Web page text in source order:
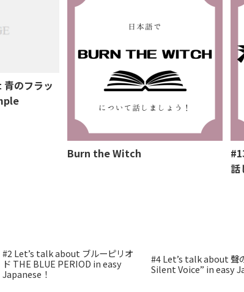
のフラッ
Burn the Witch
話
#2 Let’s talk about ブルーピリオ
ド THE BLUE PERIOD in easy
Japanese！
#4 Let’s talk about 聲
Silent Voice” in easy